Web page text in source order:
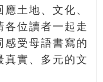
土地、文化、
各位讀者一起走
感受母語書寫的
真實、多元的文